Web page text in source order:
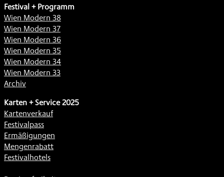
Festival + Programm
Wien Modern 38
Wien Modern 37
Wien Modern 36
Wien Modern 35
Wien Modern 34
Wien Modern 33
Archiv
Karten + Service 2025
Kartenverkauf
Festivalpass
Ermäßigungen
Mengenrabatt
Festivalhotels